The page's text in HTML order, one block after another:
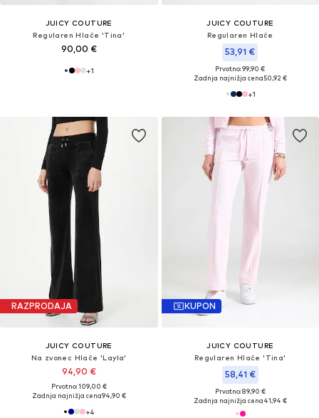
JUICY COUTURE
Regularen Hlače 'Tina'
90,00 €
+1
JUICY COUTURE
Regularen Hlače
53,91 €
Prvotno: 99,90 €
Zadnja najnižja cena50,92 €
+1
RAZPRODAJA
JUICY COUTURE
Na zvonec Hlače 'Layla'
94,90 €
Prvotno: 109,00 €
Zadnja najnižja cena94,90 €
+4
KUPON
JUICY COUTURE
Regularen Hlače 'Tina'
58,41 €
Prvotno: 89,90 €
Zadnja najnižja cena41,94 €